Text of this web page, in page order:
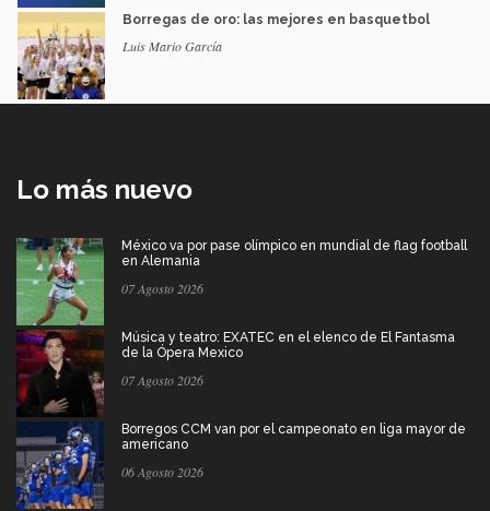
Borregas de oro: las mejores en basquetbol
Luis Mario García
Lo más nuevo
México va por pase olímpico en mundial de flag football
en Alemania
07 Agosto 2026
Música y teatro: EXATEC en el elenco de El Fantasma
de la Ópera Mexico
07 Agosto 2026
Borregos CCM van por el campeonato en liga mayor de
americano
06 Agosto 2026